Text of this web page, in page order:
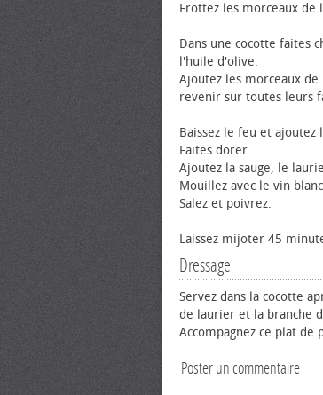
Frottez les morceaux de
Dans une cocotte faites
l'huile d'olive.
Ajoutez les morceaux
revenir sur toutes leurs
Baissez le feu et ajoutez
Faites dorer.
Ajoutez la sauge, le
Mouillez avec le vin
Salez et poivrez.
Laissez mijoter 45
Dressage
Servez dans la cocotte
de laurier et la branche
Accompagnez ce plat de
Poster un commentaire